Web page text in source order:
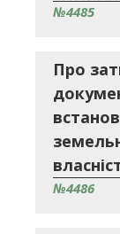
№4485
Про
№4486